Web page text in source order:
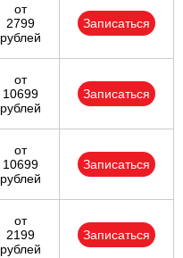
от
2799
рублей
Записаться
от
10699
рублей
Записаться
от
10699
рублей
Записаться
от
2199
рублей
Записаться